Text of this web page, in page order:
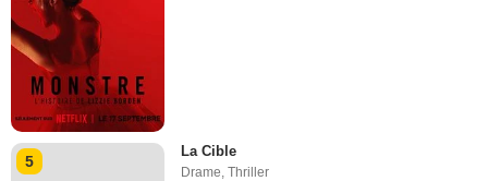
5
La Cible
Drame,Thriller